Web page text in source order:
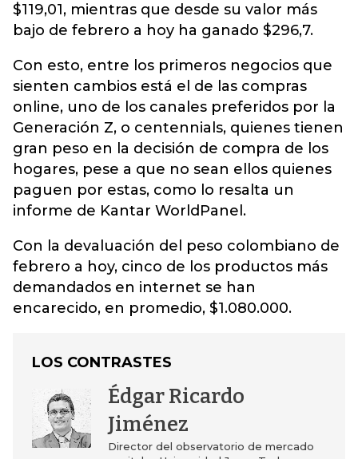
$119,01, mientras que desde su valor más
bajo de febrero a hoy ha ganado $296,7.
Con esto, entre los primeros negocios que
sienten cambios está el de las compras
online, uno de los canales preferidos por la
Generación Z, o centennials, quienes tienen
gran peso en la decisión de compra de los
hogares, pese a que no sean ellos quienes
paguen por estas, como lo resalta un
informe de Kantar WorldPanel.
Con la devaluación del peso colombiano de
febrero a hoy, cinco de los productos más
demandados en internet se han
encarecido, en promedio, $1.080.000.
LOS CONTRASTES
Édgar Ricardo
Jiménez
Director del observatorio de mercado